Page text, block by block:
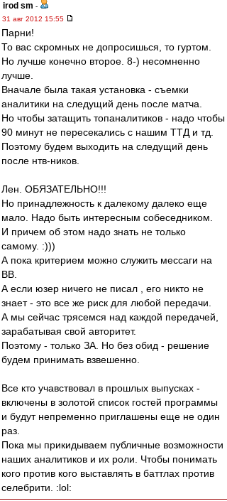
irod sm -
31 авг 2012 15:55
Парни!
То вас скромных не допросишься, то гуртом.
Но лучше конечно второе. 8-) несомненно
лучше.
Вначале была такая установка - съемки
аналитики на следущий день после матча.
Но чтобы затащить топаналитиков - надо чтобы
90 минут не пересекались с нашим ТТД и тд.
Поэтому будем выходить на следущий день
после нтв-ников.
Лен. ОБЯЗАТЕЛЬНО!!!
Но принадлежность к далекому далеко еще
мало. Надо быть интересным собеседником.
И причем об этом надо знать не только
самому. :)))
А пока критерием можно служить мессаги на
ВВ.
А если юзер ничего не писал , его никто не
знает - это все же риск для любой передачи.
А мы сейчас трясемся над каждой передачей,
зарабатывая свой авторитет.
Поэтому - только ЗА. Но без обид - решение
будем принимать взвешенно.
Все кто учавствовал в прошлых выпусках -
включены в золотой список гостей программы
и будут непременно приглашены еще не один
раз.
Пока мы прикидываем публичные возможности
наших аналитиков и их роли. Чтобы понимать
кого против кого выставлять в баттлах против
селебрити. :lol: